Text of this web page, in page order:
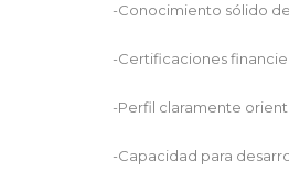
-Conocimiento sólido
-Certificaciones
-Perfil claramente
-Capacidad para